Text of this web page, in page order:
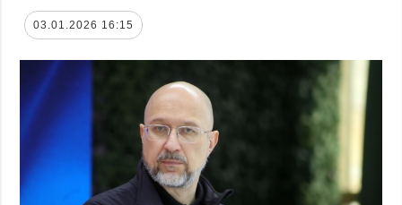
03.01.2026 16:15